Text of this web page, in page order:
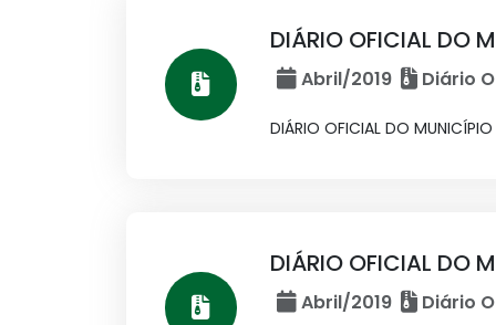
DIÁRIO OFICIAL DO
Abril/2019 Diário
DIÁRIO OFICIAL DO
DIÁRIO OFICIAL DO
Abril/2019 Diário